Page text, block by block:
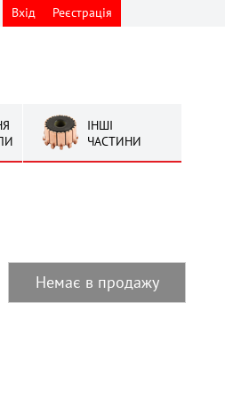
Вхід Реєстрація
ІНШІ
ЧАСТИНИ
Немає в продажу